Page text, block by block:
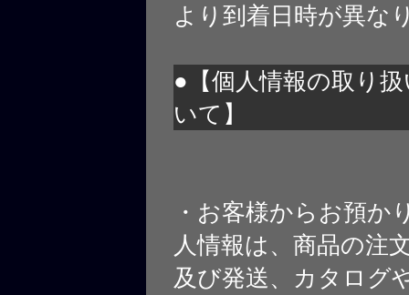
より到着日時が異な
●【個人情報の取り
いて】
・お客様からお預か
人情報は、商品の注
及び発送、カタログ